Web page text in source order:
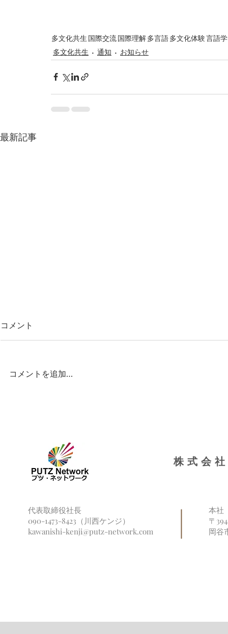
多文化共生 国際交流国際理解多言語多文化体験言語
多文化共生
通知 お知らせ
最新記事
コメント
コメントを追加…
株式会
代表取締役社長
090-1473-8423（川西ケンジ）
kawanishi-kenji@putz-network.com
本社
〒
岡谷